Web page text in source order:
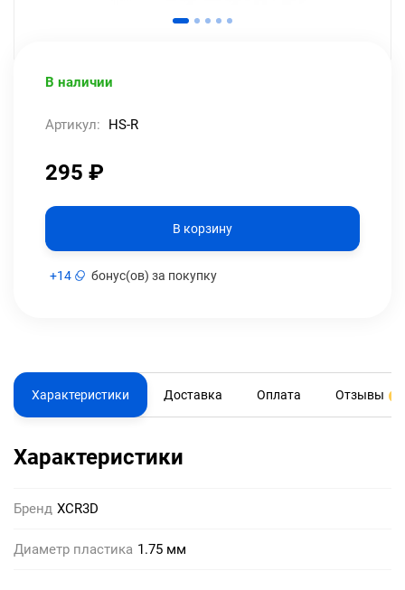
В наличии
Артикул: HS-R
295 ₽
В корзину
+14 бонус(ов) за покупку
Характеристики Доставка Оплата Отзывы
Характеристики
Бренд XCR3D
Диаметр пластика 1.75 мм